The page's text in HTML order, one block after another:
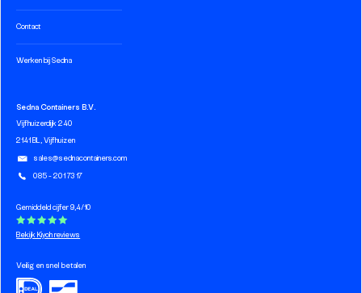
Contact
Werken bij Sedna
Sedna Containers B.V.
Vijfhuizerdijk 240
2141 BL, Vijfhuizen
sales@sednacontainers.com
085 - 201 73 17
Gemiddeld cijfer 9,4/10
Bekijk Kiyoh reviews
Veilig en snel betalen